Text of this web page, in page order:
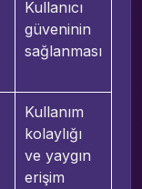
Kullanıcı
güveninin
sağlanması
Kullanım
kolaylığı
ve yaygın
erişim